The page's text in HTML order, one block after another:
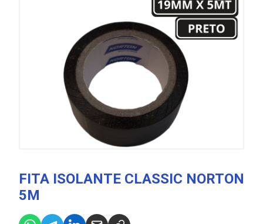
FITA ISOLANTE CLASSIC NORTON
5M